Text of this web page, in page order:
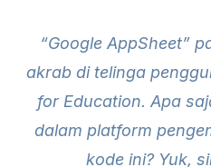
“Google AppSheet”
akrab di telinga
for Education. Apa
dalam platform
kode ini? Yuk,